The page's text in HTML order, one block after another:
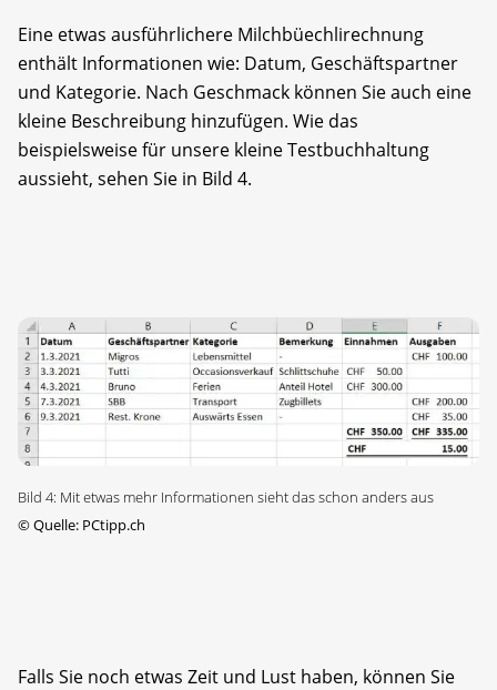
Eine etwas ausführlichere Milchbüechlirechnung
enthält Informationen wie: Datum, Geschäftspartner
und Kategorie. Nach Geschmack können Sie auch eine
kleine Beschreibung hinzufügen. Wie das
beispielsweise für unsere kleine Testbuchhaltung
aussieht, sehen Sie in Bild 4.
Bild 4: Mit etwas mehr Informationen sieht das schon anders aus
©Quelle: PCtipp.ch
Falls Sie noch etwas Zeit und Lust haben, können Sie